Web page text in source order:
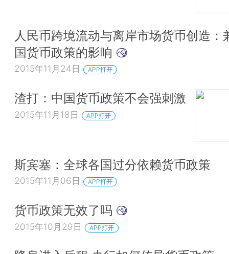
人民币跨境流动与离岸市场货币创造：
国货币政策的影响
2015年11月24日 APP打开
渣打：中国货币政策不会强刺激
2015年11月18日 APP打开
斯宾塞：全球各国过分依赖货币政策
2015年11月06日 APP打开
货币政策无效了吗
2015年10月29日 APP打开